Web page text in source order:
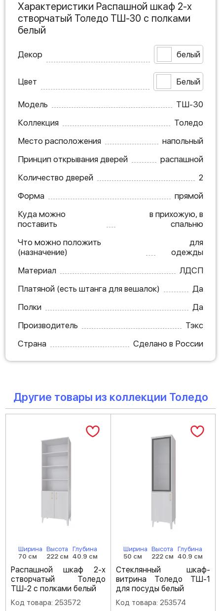
Характеристики Распашной шкаф 2-х
створчатый Толедо ТШ-30 с полками
белый
Декор белый
Цвет Белый
Модель
ТШ-30
Коллекция
Толедо
Место расположения
напольный
Принцип открывания дверей
распашной
Количество дверей
2
Форма
прямой
Куда можно
поставить
в прихожую, в
спальню
Что можно положить
(назначение)
для
одежды
Материал
ЛДСП
Платяной (есть штанга для вешалок)
Да
Полки
Да
Производитель
Тэкс
Страна
Сделано в России
Другие товары из коллекции Толедо
Ширина
70 см
Высота
222 см
Глубина
40.9 см
Распашной шкаф 2-х
створчатый Толедо
ТШ-2 с полками белый
Код товара: 253572
Ширина
50 см
Высота
222 см
Глубина
40.9 см
Стеклянный шкаф-
витрина Толедо ТШ-1
для посуды белый
Код товара: 253574